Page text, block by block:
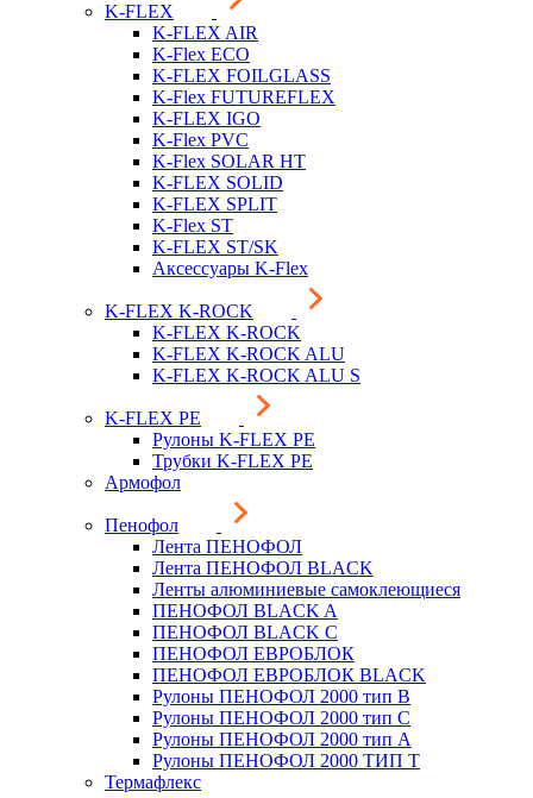
K-FLEX
K-FLEX AIR
K-Flex ECO
K-FLEX FOILGLASS
K-Flex FUTUREFLEX
K-FLEX IGO
K-Flex PVC
K-Flex SOLAR HT
K-FLEX SOLID
K-FLEX SPLIT
K-Flex ST
K-FLEX ST/SK
Аксессуары K-Flex
K-FLEX K-ROCK
K-FLEX K-ROCK
K-FLEX K-ROCK ALU
K-FLEX K-ROCK ALU S
K-FLEX PE
Рулоны K-FLEX PE
Трубки K-FLEX PE
Армофол
Пенофол
Лента ПЕНОФОЛ
Лента ПЕНОФОЛ BLACK
Ленты алюминиевые самоклеющиеся
ПЕНОФОЛ BLACK A
ПЕНОФОЛ BLACK С
ПЕНОФОЛ ЕВРОБЛОК
ПЕНОФОЛ ЕВРОБЛОК BLACK
Рулоны ПЕНОФОЛ 2000 тип B
Рулоны ПЕНОФОЛ 2000 тип C
Рулоны ПЕНОФОЛ 2000 тип А
Рулоны ПЕНОФОЛ 2000 ТИП Т
Термафлекс